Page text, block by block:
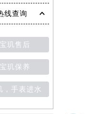
线查询
宝玑售后
宝玑保养
，手表进水